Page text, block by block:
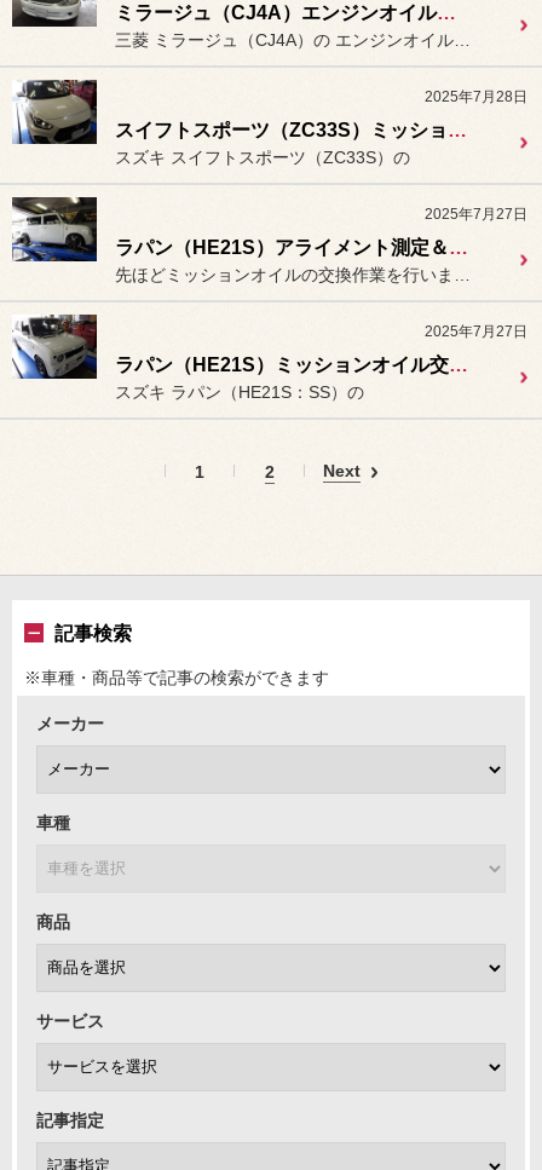
ミラージュ（CJ4A）エンジンオイル交換。
2025年7月28日
スイフトスポーツ（ZC33S）ミッションオイル交換。
スズキ スイフトスポーツ（ZC33S）の
2025年7月27日
ラパン（HE21S）アライメント測定＆調整。
2025年7月27日
ラパン（HE21S）ミッションオイル交換。
スズキ ラパン（HE21S：SS）の
1 2 Next
記事検索
※車種・商品等で記事の検索ができます
メーカー
車種
商品
サービス
記事指定